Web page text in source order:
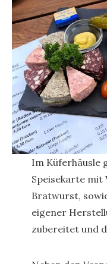
Im Küferhäusle
Speisekarte mit
Bratwurst,
eigener
zubereitet und